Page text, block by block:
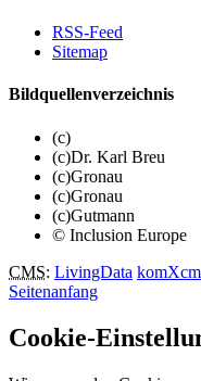
RSS-Feed
Sitemap
Bildquellenverzeichnis
(c)
(c)Dr. Karl Breu
(c)Gronau
(c)Gronau
(c)Gutmann
© Inclusion Europe
CMS: LivingData
Seitenanfang
Cookie-